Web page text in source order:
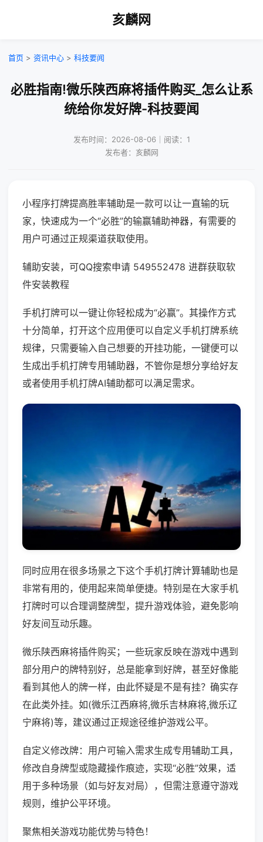
亥麟网
首页 > 资讯中心 > 科技要闻
必胜指南!微乐陕西麻将插件购买_怎么让系
统给你发好牌-科技要闻
发布时间：2026-08-06｜阅读：1
发布者：亥麟网
小程序打牌提高胜率辅助是一款可以让一直输的玩
家，快速成为一个“必胜”的输赢辅助神器，有需要的
用户可通过正规渠道获取使用。
辅助安装，可QQ搜索申请 549552478 进群获取软
件安装教程
手机打牌可以一键让你轻松成为“必赢”。其操作方式
十分简单，打开这个应用便可以自定义手机打牌系统
规律，只需要输入自己想要的开挂功能，一键便可以
生成出手机打牌专用辅助器，不管你是想分享给好友
或者使用手机打牌AI辅助都可以满足需求。
同时应用在很多场景之下这个手机打牌计算辅助也是
非常有用的，使用起来简单便捷。特别是在大家手机
打牌时可以合理调整牌型，提升游戏体验，避免影响
好友间互动乐趣。
微乐陕西麻将插件购买；一些玩家反映在游戏中遇到
部分用户的牌特别好，总是能拿到好牌，甚至好像能
看到其他人的牌一样，由此怀疑是不是有挂？确实存
在此类外挂。如(微乐江西麻将,微乐吉林麻将,微乐辽
宁麻将)等，建议通过正规途径维护游戏公平。
自定义修改牌：用户可输入需求生成专用辅助工具，
修改自身牌型或隐藏操作痕迹，实现“必胜”效果，适
用于多种场景（如与好友对局），但需注意遵守游戏
规则，维护公平环境。
聚焦相关游戏功能优势与特色！